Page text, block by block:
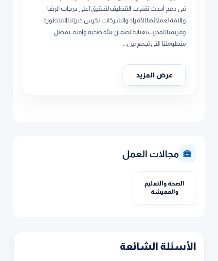
في دمج أحدث تقنيات التنظيف لتحقيق أعلى درجات الرضا
والثقة لعملائها الأفراد والشركات. نكرس خبراتنا المتطورة
وفريقنا المدرب بعناية لضمان بيئة صحية وآمنة. بفضل
منظومتنا التي تجمع بين...
عرض المزيد
مجالات العمل
الصحة والتعليم
والمعيشة
الأسئلة الشائعة